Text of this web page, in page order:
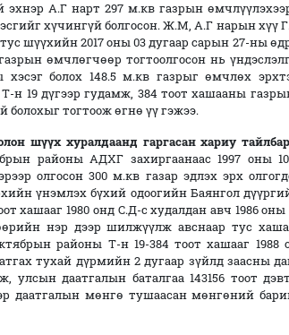
А.Г нарт 297 м.кв газрын
хүчингүй болгосон. Ж.М, А.Г нарын хүү
шүүхийн 2017 оны 03 дугаар сарын 27-ны
өмчлөгчөөр тогтоолгосон нь
болох 148.5 м.кв газрыг өмчлөх
Т-н 19 дүгээр гудамж, 384 тоот хашааны
болохыг тогтоож өгнө үү гэжээ.
шүүх хуралдаанд гаргасан хариу
районы АДХГ захиргаанаас 1997 оны
олгосон 300 м.кв газар эдлэх эрх
үнэмлэх бүхий одоогийн Баянгол
хашааг 1980 онд С.Д-с худалдан авч 1986
нэр дээр шилжүүлж авснаар тус
районы Т-н 19-384 тоот хашааг 1988
тухай дүрмийн 2 дугаар зүйлд заасны
улсын даатгалын баталгаа 143156 тоот
даатгалын мөнгө тушаасан мөнгөний